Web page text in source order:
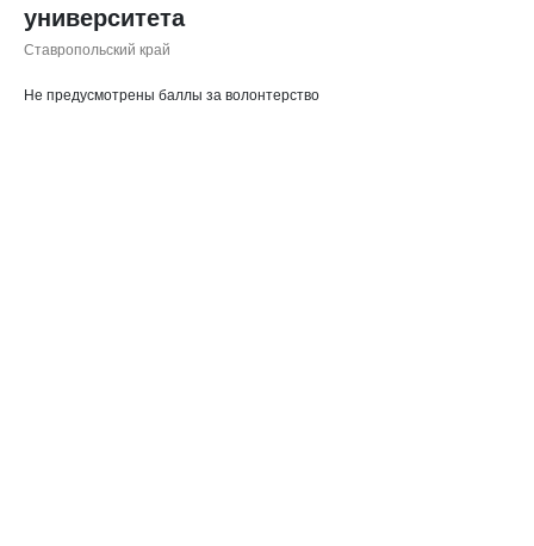
университета
Ставропольский край
Не предусмотрены баллы за волонтерство